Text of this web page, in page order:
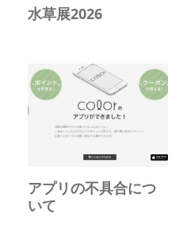
水草展2026
アプリの不具合につ
いて